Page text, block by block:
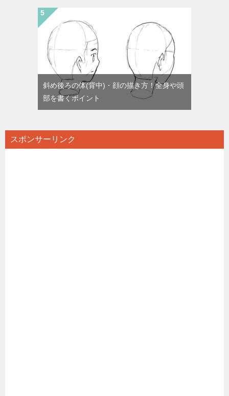
斜め後ろの体(背中)・顔の描き方！全身や頭
部を書くポイント
スポンサーリンク